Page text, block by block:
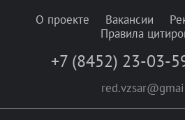
О проекте Вакансии
Правила
+7 (8452) 23-03-